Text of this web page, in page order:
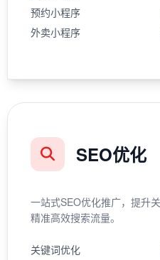
预约小程序
外卖小程序
SEO优化
一站式SEO优化推广，提升
精准高效搜索流量。
关键词优化